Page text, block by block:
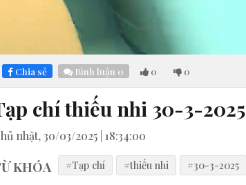
Loaded
4.29%
Chia sẻ Bình luận 0 0 0
chí thiếu nhi 30-3-2025
nhật, 30/03/2025 | 18:34:00
KHÓA #Tạp chí #thiếu nhi #30-3-2025